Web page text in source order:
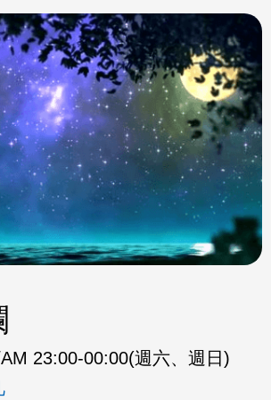
23:00-00:00(週六、週日)